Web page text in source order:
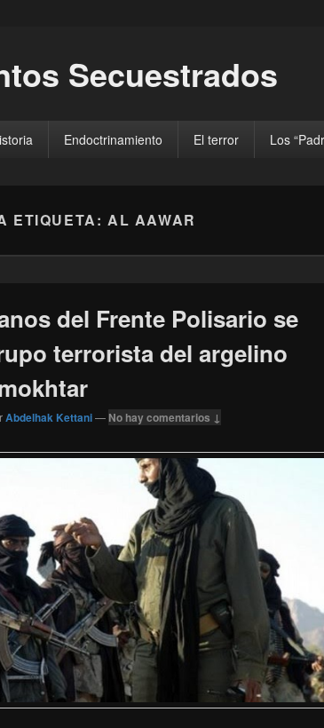
Secuestrados
Endoctrinamiento El terror Los
ETIQUETA:AL AAWAR
del Frente Polisario se
terrorista del argelino
Abdelhak Kettani— No hay comentarios ↓